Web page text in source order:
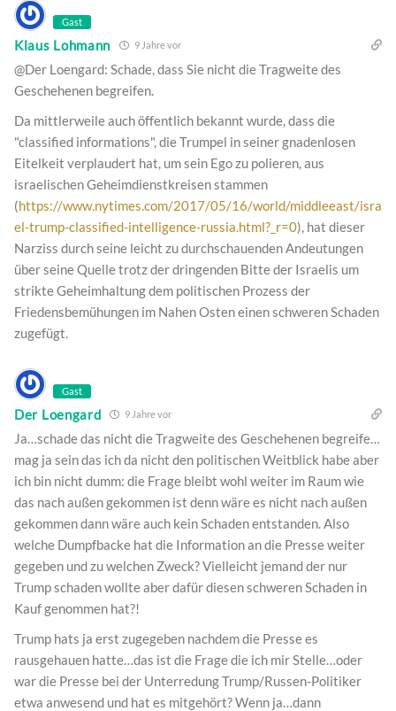
Gast
Klaus Lohmann 9 Jahre vor
@Der Loengard: Schade, dass Sie nicht die Tragweite des
Geschehenen begreifen.
Da mittlerweile auch öffentlich bekannt wurde, dass die
"classified informations", die Trumpel in seiner gnadenlosen
Eitelkeit verplaudert hat, um sein Ego zu polieren, aus
israelischen Geheimdienstkreisen stammen
(https://www.nytimes.com/2017/05/16/world/middleeast/isra
el-trump-classified-intelligence-russia.html?_r=0), hat dieser
Narziss durch seine leicht zu durchschauenden Andeutungen
über seine Quelle trotz der dringenden Bitte der Israelis um
strikte Geheimhaltung dem politischen Prozess der
Friedensbemühungen im Nahen Osten einen schweren Schaden
zugefügt.
Gast
Der Loengard 9 Jahre vor
Ja…schade das nicht die Tragweite des Geschehenen begreife…
mag ja sein das ich da nicht den politischen Weitblick habe aber
ich bin nicht dumm: die Frage bleibt wohl weiter im Raum wie
das nach außen gekommen ist denn wäre es nicht nach außen
gekommen dann wäre auch kein Schaden entstanden. Also
welche Dumpfbacke hat die Information an die Presse weiter
gegeben und zu welchen Zweck? Vielleicht jemand der nur
Trump schaden wollte aber dafür diesen schweren Schaden in
Kauf genommen hat?!
Trump hats ja erst zugegeben nachdem die Presse es
rausgehauen hatte…das ist die Frage die ich mir Stelle…oder
war die Presse bei der Unterredung Trump/Russen-Politiker
etwa anwesend und hat es mitgehört? Wenn ja…dann